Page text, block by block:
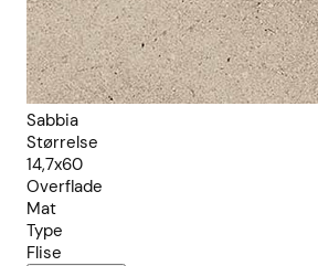
Sabbia
Størrelse
14,7x60
Overflade
Mat
Type
Flise